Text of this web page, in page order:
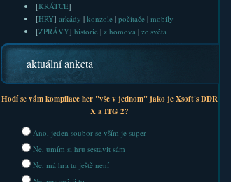
[KRÁTCE]
[HRY] arkády | konzole| počítače| mobily
[ZPRÁVY] historie| z homova| ze světa
aktuální anketa
Hodí se vám kompilace her "vše v jednom" jako je Xsoft's DDR
X a ITG 2?
Ano, jeden soubor se vším je super
Ne, umím si hru sestavit sám
Ne, má hra tu ještě není